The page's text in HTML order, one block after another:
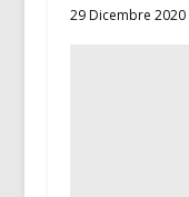
29 Dicembre 2020